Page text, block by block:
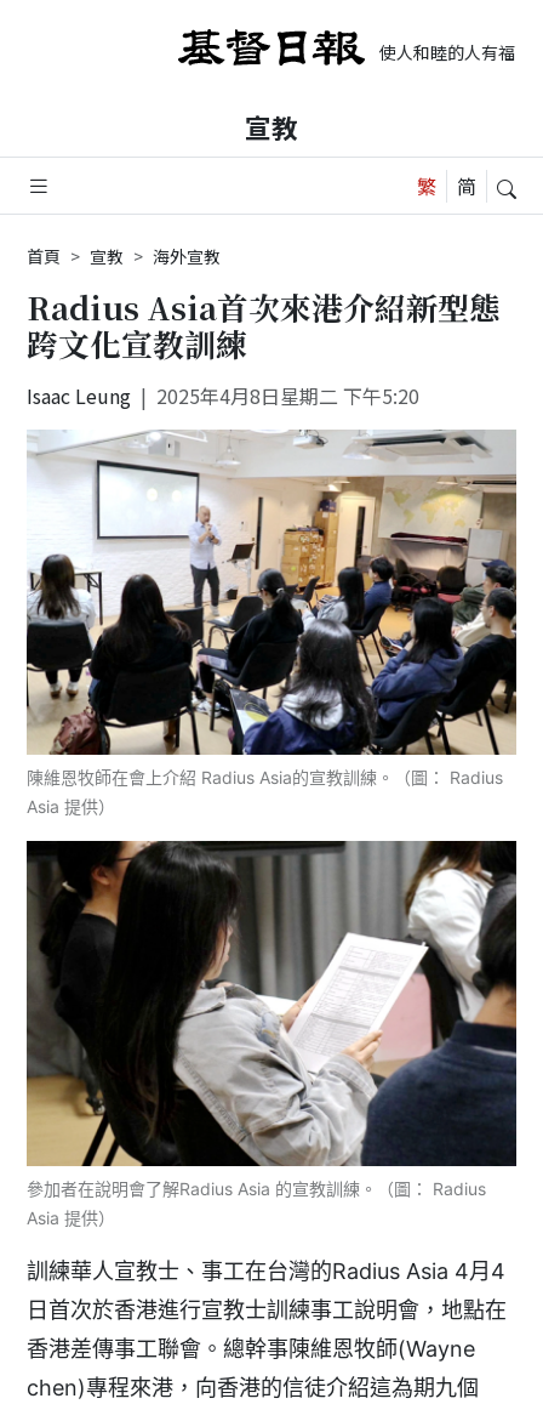
使人和睦的人有福了
宣教
首頁 宣教 海外宣教
Radius Asia首次來港介紹新型態
跨文化宣教訓練
Isaac Leung 2025年4月8日星期二 下午5:20
陳維恩牧師在會上介紹 Radius Asia的宣教訓練。（圖： Radius
Asia 提供）
參加者在說明會了解Radius Asia 的宣教訓練。（圖： Radius
Asia 提供）
訓練華人宣教士、事工在台灣的Radius Asia 4月4
日首次於香港進行宣教士訓練事工說明會，地點在
香港差傳事工聯會。總幹事陳維恩牧師(Wayne
chen)專程來港，向香港的信徒介紹這為期九個